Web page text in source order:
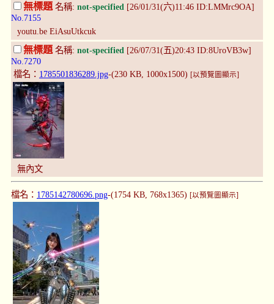
無標題 名稱: not-specified [26/01/31(六)11:46 ID:LMMrc9OA]
No.7155
youtu.be EiAsuUtkcuk
無標題名稱: not-specified [26/07/31(五)20:43 ID:8UroVB3w]
No.7270
檔名： 1785501836289.jpg-(230 KB, 1000x1500) [以預覽圖顯示]
無內文
檔名： 1785142780696.png-(1754 KB, 768x1365) [以預覽圖顯示]